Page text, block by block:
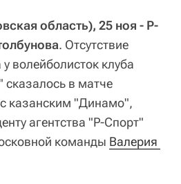
область), 25 ноя - Р-
. Отсутствие
волейболисток клуба
" сказалось в матче
казанским "Динамо",
агентства "Р-Спорт"
команды Валерия